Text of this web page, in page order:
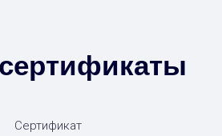
Сертификат